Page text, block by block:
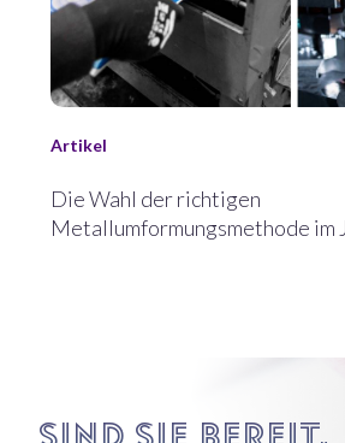
Artikel
Die Wahl der richtigen
Metallumformungsmethode im
Sind Sie bereit,